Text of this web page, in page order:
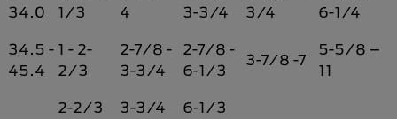
34.0
1/3
4
3-3/4
3/4
6-1/4
34.5 -
45.4
1 - 2-
2/3
2-7/8 -
3-3/4
2-7/8 -
6-1/3
3-7/8 -7
5-5/8 –
11
2-2/3
3-3/4
6-1/3